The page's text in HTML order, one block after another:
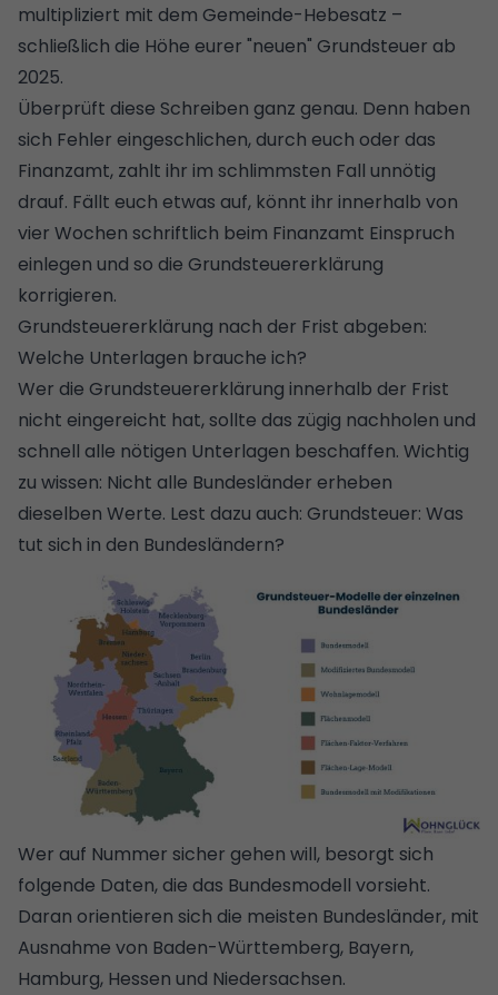
multipliziert mit dem Gemeinde-Hebesatz –
schließlich die Höhe eurer "neuen" Grundsteuer ab
2025.
Überprüft diese Schreiben ganz genau. Denn haben
sich Fehler eingeschlichen, durch euch oder das
Finanzamt, zahlt ihr im schlimmsten Fall unnötig
drauf. Fällt euch etwas auf, könnt ihr innerhalb von
vier Wochen schriftlich beim Finanzamt Einspruch
einlegen und so die Grundsteuererklärung
korrigieren.
Grundsteuererklärung nach der Frist abgeben:
Welche Unterlagen brauche ich?
Wer die Grundsteuererklärung innerhalb der Frist
nicht eingereicht hat, sollte das zügig nachholen und
schnell alle nötigen Unterlagen beschaffen. Wichtig
zu wissen: Nicht alle Bundesländer erheben
dieselben Werte. Lest dazu auch: Grundsteuer: Was
tut sich in den Bundesländern?
Wer auf Nummer sicher gehen will, besorgt sich
folgende Daten, die das Bundesmodell vorsieht.
Daran orientieren sich die meisten Bundesländer, mit
Ausnahme von Baden-Württemberg, Bayern,
Hamburg, Hessen und Niedersachsen.